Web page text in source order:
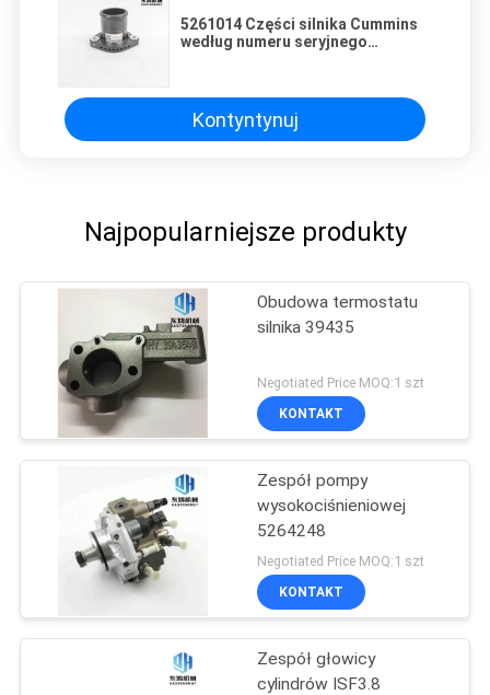
5261014 Części silnika Cummins
według numeru seryjnego
Kontyntynuj
Najpopularniejsze produkty
Obudowa termostatu
silnika 39435
Negotiated Price MOQ:1 szt
KONTAKT
Zespół pompy
wysokociśnieniowej
5264248
Negotiated Price MOQ:1 szt
KONTAKT
Zespół głowicy
cylindrów ISF3.8